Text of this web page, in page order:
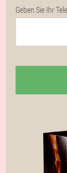
Geben Sie Ihr